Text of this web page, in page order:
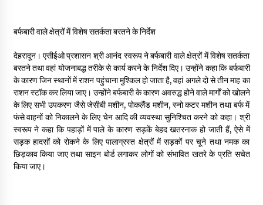
बर्फबारी वाले क्षेत्रों में विशेष सतर्कता बरतने के निर्देश
देहरादून। एसीईओ प्रशासन श्री आनंद स्वरूप ने बर्फबारी वाले क्षेत्रों में विशेष सतर्कता
बरतने तथा वहां योजनाबद्ध तरीके से कार्य करने के निर्देश दिए। उन्होंने कहा कि बर्फबारी
के कारण जिन स्थानों में राशन पहुंचाना मुश्किल हो जाता है, वहां अगले दो से तीन माह का
राशन स्टॉक कर लिया जाए। उन्होंने बर्फबारी के कारण अवरुद्ध होने वाले मार्गों को खोलने
के लिए सभी उपकरण जैसे जेसीबी मशीन, पोकलैंड मशीन, स्नो कटर मशीन तथा बर्फ में
फंसे वाहनों को निकालने के लिए चेन आदि की व्यवस्था सुनिश्चित करने को कहा। श्री
स्वरूप ने कहा कि पहाड़ों में पाले के कारण सड़कें बेहद खतरनाक हो जाती हैं, ऐसे में
सड़क हादसों को रोकने के लिए पालाग्रस्त क्षेत्रों में सड़कों पर चूने तथा नमक का
छिड़काव किया जाए तथा साइन बोर्ड लगाकर लोगों को संभावित खतरे के प्रति सचेत
किया जाए।